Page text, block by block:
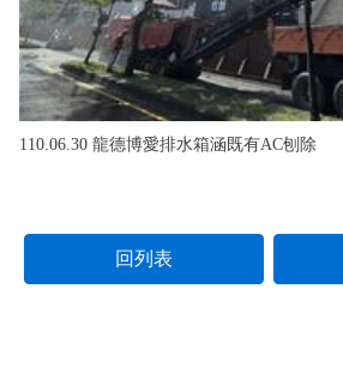
110.06.30 龍德博愛排水箱涵既有AC刨除
回列表